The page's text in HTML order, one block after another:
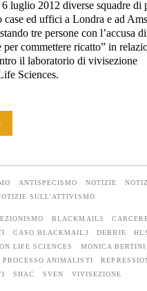
luglio 2012 diverse squadre di
case ed uffici a Londra e ad
tre persone con l’accusa di
per commettere ricatto” in
il laboratorio di vivisezione
Sciences.
Notizie
Blackmail3
ANTISPECISMO NOTIZIE
SULL'ATTIVISMO
BLACKMAIL3
CASO BLACKMAIL3 DEBBIE
LIFE SCIENCES
MONICA BERTINI
PROCESSO ANIMALISTI
SHAC SVEN VIVISEZIONE